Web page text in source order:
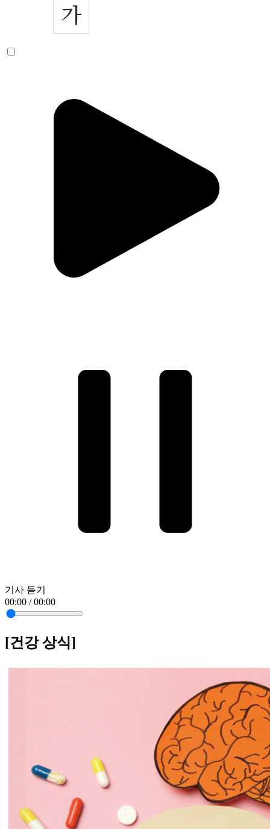
기사 듣기
00:00 / 00:00
[건강 상식]